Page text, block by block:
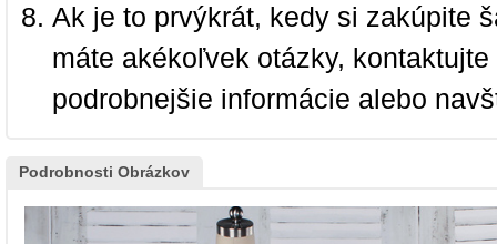
Ak je to prvýkrát, kedy si zakúpite
máte akékoľvek otázky,
podrobnejšie informácie alebo
Podrobnosti Obrázkov